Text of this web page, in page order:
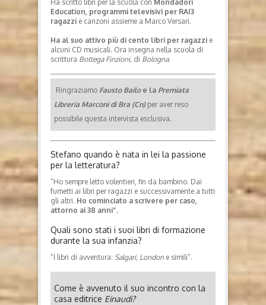
Ha scritto libri per la scuola con Mondadori
Education, programmi televisivi per RAI3
ragazzi e canzoni assieme a Marco Versari.
Ha al suo attivo più di cento libri per ragazzi e
alcuni CD musicali. Ora insegna nella scuola di
scrittura Bottega Finzioni, di Bologna.
Ringraziamo Fausto Bailoe la Premiata
Libreria Marconi di Bra (Cn) per aver reso
possibile questa intervista esclusiva.
Stefano quando è nata in lei la passione
per la letteratura?
“Ho sempre letto volentieri, fin da bambino. Dai
fumetti ai libri per ragazzi e successivamente a tutti
gli altri. Ho cominciato a scrivere per caso,
attorno ai 38 anni”.
Quali sono stati i suoi libri di formazione
durante la sua infanzia?
“I libri di avventura: Salgari, London e simili”.
Come è avvenuto il suo incontro con la
casa editrice Einaudi?